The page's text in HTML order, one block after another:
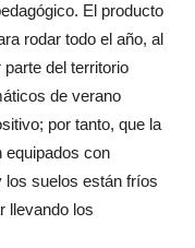
El producto
rodar todo el año, al
del territorio
de verano
por tanto, que la
equipados con
los suelos están fríos
llevando los